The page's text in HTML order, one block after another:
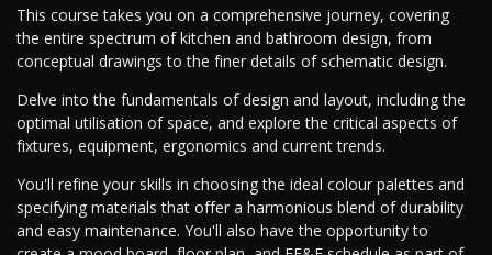
This course takes you on a comprehensive journey, covering
the entire spectrum of kitchen and bathroom design, from
conceptual drawings to the finer details of schematic design.
Delve into the fundamentals of design and layout, including the
optimal utilisation of space, and explore the critical aspects of
fixtures, equipment, ergonomics and current trends.
You'll refine your skills in choosing the ideal colour palettes and
specifying materials that offer a harmonious blend of durability
and easy maintenance. You'll also have the opportunity to